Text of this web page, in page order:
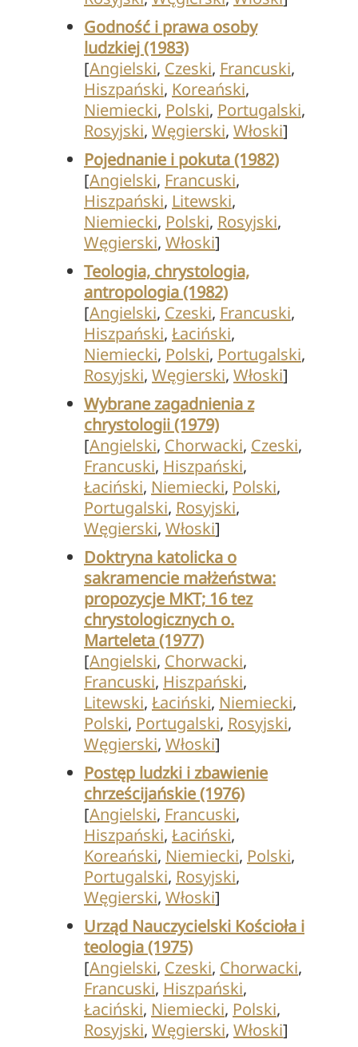
Godność i prawa osoby
ludzkiej (1983)
[Angielski, Czeski, Francuski,
Hiszpański, Koreański,
Niemiecki, Polski, Portugalski,
Rosyjski, Węgierski, Włoski]
Pojednanie i pokuta (1982)
[Angielski, Francuski,
Hiszpański, Litewski,
Niemiecki, Polski, Rosyjski,
Węgierski, Włoski]
Teologia, chrystologia,
antropologia (1982)
[Angielski, Czeski, Francuski,
Hiszpański, Łaciński,
Niemiecki, Polski, Portugalski,
Rosyjski, Węgierski, Włoski]
Wybrane zagadnienia z
chrystologii (1979)
[Angielski, Chorwacki, Czeski,
Francuski, Hiszpański,
Łaciński, Niemiecki, Polski,
Portugalski, Rosyjski,
Węgierski, Włoski]
Doktryna katolicka o
sakramencie małżeństwa:
propozycje MKT; 16 tez
chrystologicznych o.
Marteleta (1977)
[Angielski, Chorwacki,
Francuski, Hiszpański,
Litewski, Łaciński, Niemiecki,
Polski, Portugalski, Rosyjski,
Węgierski, Włoski]
Postęp ludzki i zbawienie
chrześcijańskie (1976)
[Angielski, Francuski,
Hiszpański, Łaciński,
Koreański, Niemiecki, Polski,
Portugalski, Rosyjski,
Węgierski, Włoski]
Urząd Nauczycielski Kościoła i
teologia (1975)
[Angielski, Czeski, Chorwacki,
Francuski, Hiszpański,
Łaciński, Niemiecki, Polski,
Rosyjski, Węgierski, Włoski]